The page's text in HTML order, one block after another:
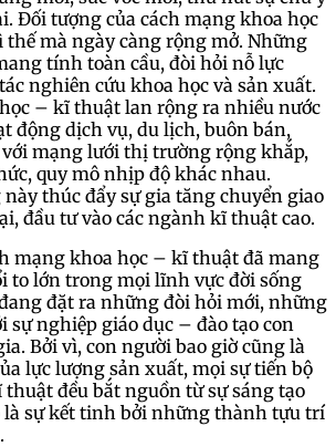
Đối tượng của cách mạng khoa học
mà ngày càng rộng mở. Những
tính toàn cầu, đòi hỏi nỗ lực
nghiên cứu khoa học và sản xuất.
– kĩ thuật lan rộng ra nhiều nước
động dịch vụ, du lịch, buôn bán,
mạng lưới thị trường rộng khắp,
quy mô nhịp độ khác nhau.
thúc đẩy sự gia tăng chuyển giao
đầu tư vào các ngành kĩ thuật cao.
mạng khoa học – kĩ thuật đã mang
to lớn trong mọi lĩnh vực đời sống
đặt ra những đòi hỏi mới, những
sự nghiệp giáo dục – đào tạo con
Bởi vì, con người bao giờ cũng là
lực lượng sản xuất, mọi sự tiến bộ
đều bắt nguồn từ sự sáng tạo
là sự kết tinh bởi những thành tựu trí